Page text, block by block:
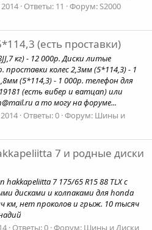
Ответы: 11 Форум:S2000
(есть проставки)
кг) - 12 000р. Диски литые
проставки колес 2,3мм (5*114,3) - 1
(5*114,3) - 1 000р. телефон для
(есть вибер и ватцап) или
а то могу на форуме...
Ответы: 0 Форум: Шины и
7 и родные диски
hakkapeliitta 7 175/65 R15 88 TLX с
дисками и колпаками для honda
км, нет проколов и грыж. 10 тысяч
Ответы: 0 Форум: Шины и Диски